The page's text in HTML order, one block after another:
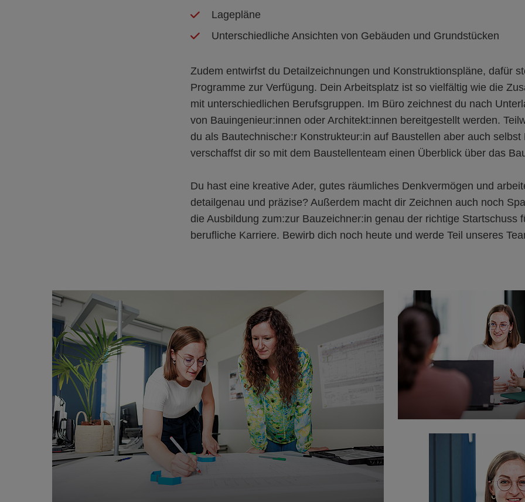
Lagepläne
Unterschiedliche Ansichten von Gebäuden und Grundstücken
Zudem entwirfst du Detailzeichnungen und Konstruktionspläne, dafür
Programme zur Verfügung. Dein Arbeitsplatz ist so vielfältig wie die
mit unterschiedlichen Berufsgruppen. Im Büro zeichnest du nach
von Bauingenieur:innen oder Architekt:innen bereitgestellt werden.
du als Bautechnische:r Konstrukteur:in auf Baustellen aber auch selbst
verschaffst dir so mit dem Baustellenteam einen Überblick über das
Du hast eine kreative Ader, gutes räumliches Denkvermögen und
detailgenau und präzise? Außerdem macht dir Zeichnen auch noch
die Ausbildung zum:zur Bauzeichner:in genau der richtige Startschuss
berufliche Karriere. Bewirb dich noch heute und werde Teil unseres